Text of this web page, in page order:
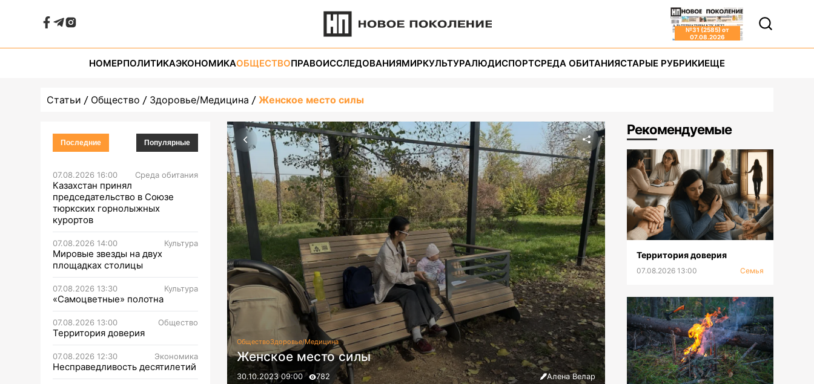
№31 (2585) от
07.08.2026
НОМЕРПОЛИТИКАЭКОНОМИКАОБЩЕСТВОПРАВОИССЛЕДОВАНИЯМИРКУЛЬТУРАЛЮДИСПОРТСРЕДА ОБИТАНИЯСТАРЫЕ РУБРИКИЕЩЕ
Статьи Общество Здоровье/Медицина Женское место силы
Последние Популярные
07.08.2026 16:00 Среда обитания
Казахстан принял
председательство в Союзе
тюркских горнолыжных
курортов
07.08.2026 14:00 Культура
Мировые звезды на двух
площадках столицы
07.08.2026 13:30 Культура
«Самоцветные» полотна
07.08.2026 13:00 Общество
Территория доверия
07.08.2026 12:30 Экономика
Несправедливость десятилетий
ОбществоЗдоровье/Медицина
Женское место силы
30.10.2023 09:00 782 Алена Велар
Рекомендуемые
Территория доверия
07.08.2026 13:00 Семья